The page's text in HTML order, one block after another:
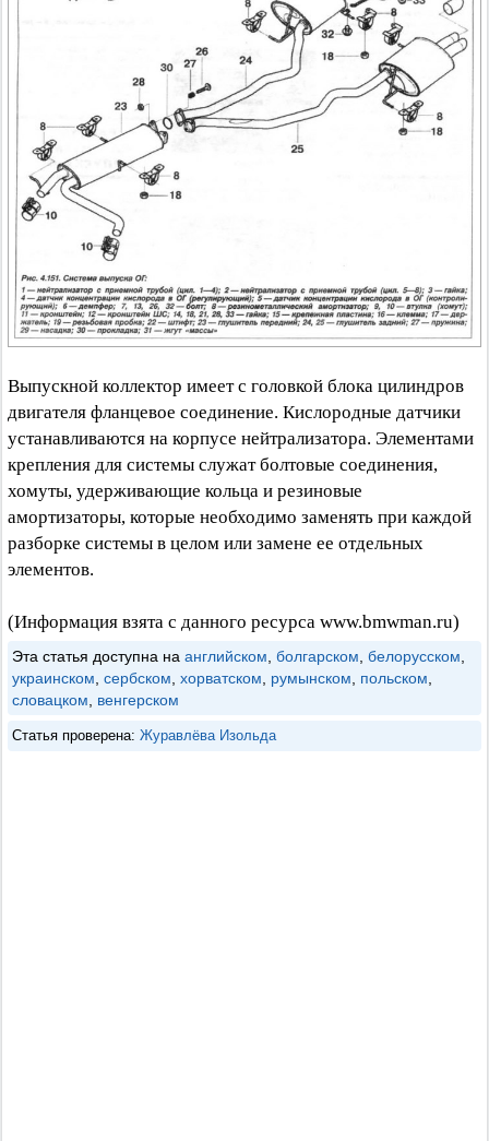
Выпускной коллектор имеет с головкой блока цилиндров
двигателя фланцевое соединение. Кислородные датчики
устанавливаются на корпусе нейтрализатора. Элементами
крепления для системы служат болтовые соединения,
хомуты, удерживающие кольца и резиновые
амортизаторы, которые необходимо заменять при каждой
разборке системы в целом или замене ее отдельных
элементов.
(Информация взята с данного ресурса www.bmwman.ru)
Эта статья доступна на английском болгарском белорусском
украинском сербском хорватском румынском польском
словацком
венгерском
Статья проверена: Журавлёва Изольда